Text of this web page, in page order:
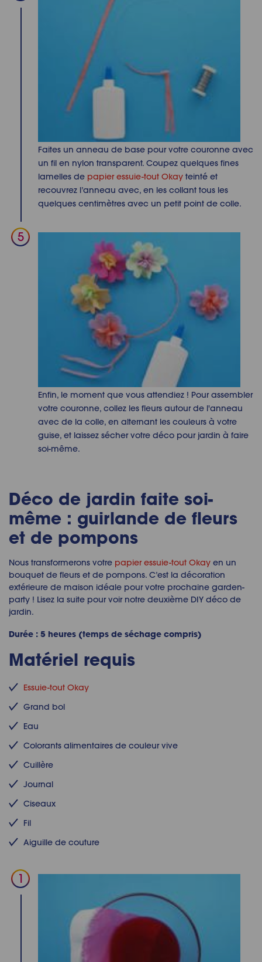
Faites un anneau de base pour votre couronne avec
un fil en nylon transparent. Coupez quelques fines
lamelles de papier essuie-tout Okay teinté et
recouvrez l’anneau avec, en les collant tous les
quelques centimètres avec un petit point de colle.
Enfin, le moment que vous attendiez ! Pour assembler
votre couronne, collez les fleurs autour de l'anneau
avec de la colle, en alternant les couleurs à votre
guise, et laissez sécher votre déco pour jardin à faire
soi-même.
Déco de jardin faite soi-
même : guirlande de fleurs
et de pompons
Nous transformerons votre papier essuie-tout Okay en un
bouquet de fleurs et de pompons. C’est la décoration
extérieure de maison idéale pour votre prochaine garden-
party ! Lisez la suite pour voir notre deuxième DIY déco de
jardin.
Durée : 5 heures (temps de séchage compris)
Matériel requis
Essuie-tout Okay
Grand bol
Eau
Colorants alimentaires de couleur vive
Cuillère
Journal
Ciseaux
Fil
Aiguille de couture